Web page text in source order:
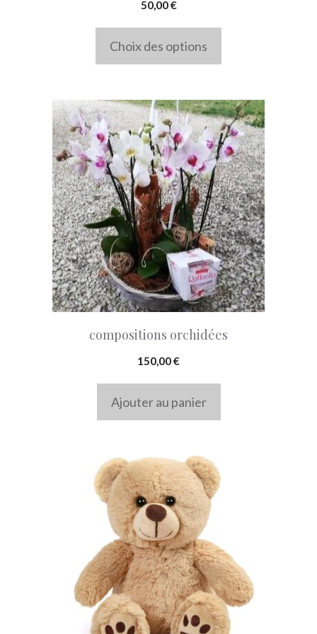
50,00€
Choix des options
compositions orchidées
150,00€
Ajouter au panier